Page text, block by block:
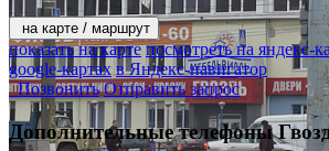
на карте / маршрут
показать на карте посмотреть на яндекс-
google-картах в Яндекс-навигатор
Позвонить Отправить запрос
Дополнительные телефоны